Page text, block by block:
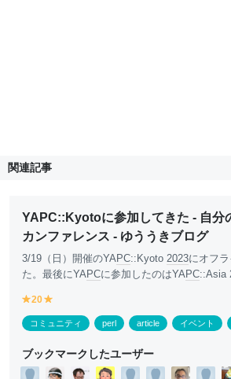
関連記事
YAPC::Kyotoに参加してきた - 自分
カンファレンス - ゆううきブログ
3/19（日）開催のYAPC::Kyoto 2023にオフ
た。最後にYAPCに参加したのはYAPC::Asia
y
e
ll
w
20
e
ll
w
コミュニティ perl article イベント
ブックマークしたユーザー